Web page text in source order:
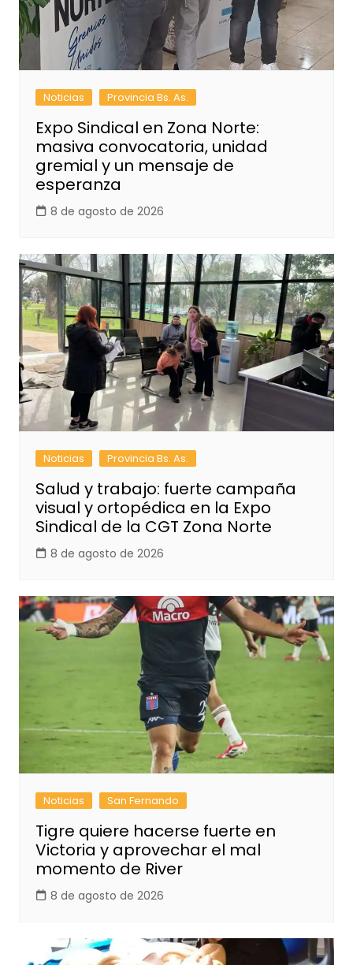
Noticias Provincia Bs. As.
Expo Sindical en Zona Norte:
masiva convocatoria, unidad
gremial y un mensaje de
esperanza
8 de agosto de 2026
Noticias Provincia Bs. As.
Salud y trabajo: fuerte campaña
visual y ortopédica en la Expo
Sindical de la CGT Zona Norte
8 de agosto de 2026
Noticias San Fernando
Tigre quiere hacerse fuerte en
Victoria y aprovechar el mal
momento de River
8 de agosto de 2026